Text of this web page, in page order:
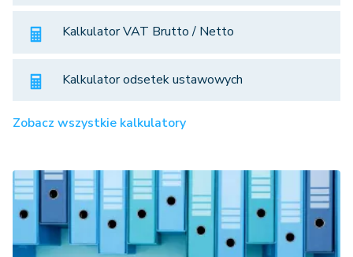
Kalkulator VAT Brutto / Netto
Kalkulator odsetek ustawowych
Zobacz wszystkie kalkulatory